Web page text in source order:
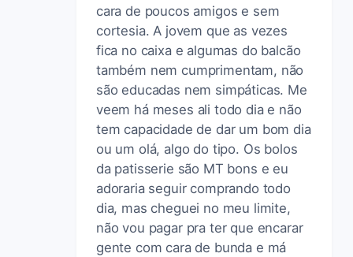
cara de poucos amigos e sem
cortesia. A jovem que as vezes
fica no caixa e algumas do balcão
também nem cumprimentam, não
são educadas nem simpáticas. Me
veem há meses ali todo dia e não
tem capacidade de dar um bom dia
ou um olá, algo do tipo. Os bolos
da patisserie são MT bons e eu
adoraria seguir comprando todo
dia, mas cheguei no meu limite,
não vou pagar pra ter que encarar
gente com cara de bunda e má